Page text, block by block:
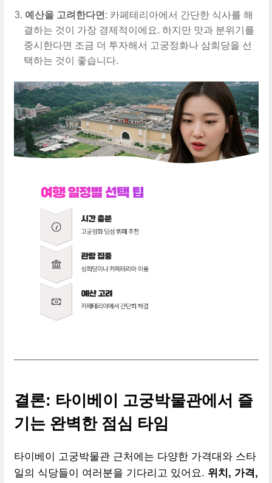
예산을 고려한다면 : 카페테리아에서 간단한 식사를 해
결하는 것이 가장 경제적이에요. 하지만 맛과 분위기를
중시한다면 조금 더 투자해서 고궁정화나 삼희당을 선
택하는 것이 좋습니다.
결론: 타이베이 고궁박물관에서 즐
기는 완벽한 점심 타임
타이베이 고궁박물관 근처에는 다양한 가격대와 스타
일의 식당들이 여러분을 기다리고 있어요. 위치, 가격,